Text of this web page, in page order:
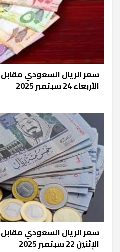
سعر الريال السعودي
الأربعاء 24 سبتمبر 2025
سعر الريال السعودي
الإثنين 22 سبتمبر 2025